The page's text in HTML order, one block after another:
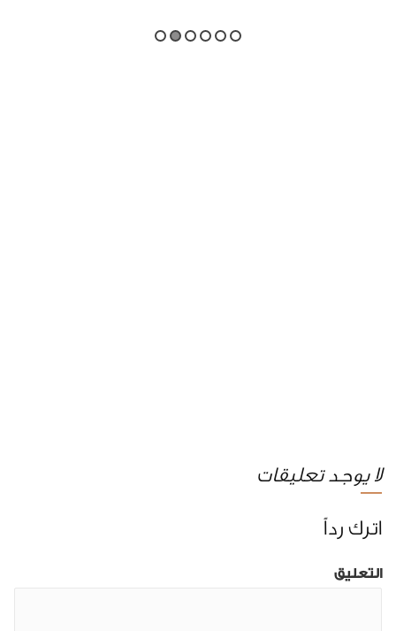
لا يوجد تعليقات
اترك رداً
التعليق